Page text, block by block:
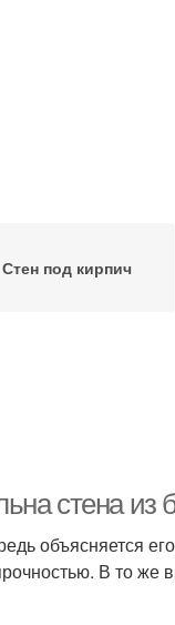
Стен под кирпич
стена из
объясняется
В то же